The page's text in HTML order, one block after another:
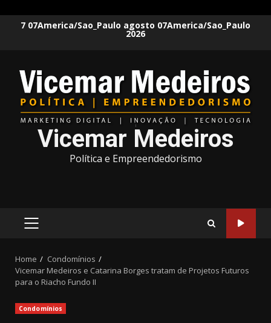
7 07America/Sao_Paulo agosto 07America/Sao_Paulo
2026
Vicemar Medeiros
Política e Empreendedorismo
PRIMARY
Home
Condomínios
Vicemar Medeiros e Catarina Borges tratam de Projetos Futuros
para o Riacho Fundo II
Condomínios